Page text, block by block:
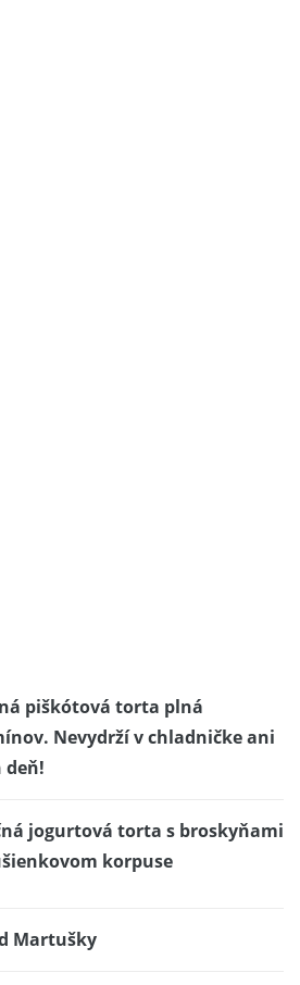
piškótová torta plná
Nevydrží v chladničke ani
deň!
jogurtová torta s broskyňami
korpuse
Martušky